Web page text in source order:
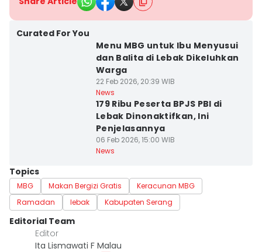
Curated For You
Menu MBG untuk Ibu Menyusui
dan Balita di Lebak Dikeluhkan
Warga
22 Feb 2026, 20:39 WIB
News
179 Ribu Peserta BPJS PBI di
Lebak Dinonaktifkan, Ini
Penjelasannya
06 Feb 2026, 15:00 WIB
News
Topics
MBG Makan Bergizi Gratis
Keracunan MBG
Ramadan
lebak Kabupaten Serang
Editorial Team
Editor
Ita Lismawati F Malau